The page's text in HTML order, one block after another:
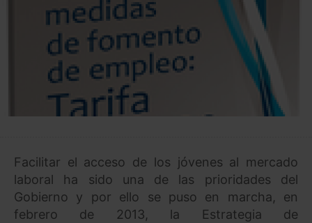
Facilitar el acceso de los jóvenes al mercado
laboral ha sido una de las prioridades del
Gobierno y por ello se puso en marcha, en
febrero de 2013, la Estrategia de